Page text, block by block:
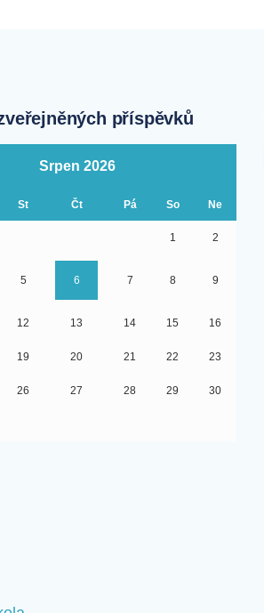
příspěvků
Srpen 2026
St Čt Pá So Ne
1 2
5 6 7 8 9
12 13 14 15 16
19 20 21 22 23
26 27 28 29 30